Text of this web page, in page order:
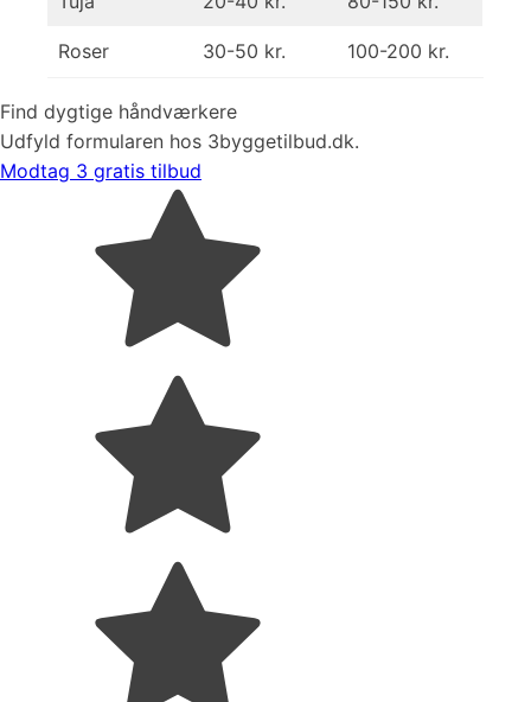
Roser 30-50 kr. 100-200 kr.
Find dygtige håndværkere
Udfyld formularen hos 3byggetilbud.dk.
Modtag 3 gratis tilbud